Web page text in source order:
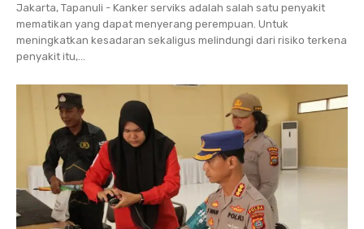
Jakarta, Tapanuli - Kanker serviks adalah salah satu penyakit
mematikan yang dapat menyerang perempuan. Untuk
meningkatkan kesadaran sekaligus melindungi dari risiko terkena
penyakit itu,...